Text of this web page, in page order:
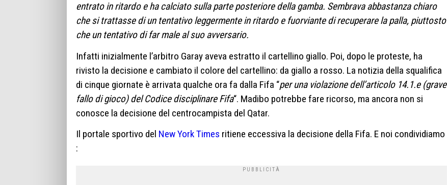
entrato in ritardo e ha calciato sulla parte posteriore della gamba. Sembrava abbastanza chiaro
che si trattasse di un tentativo leggermente in ritardo e fuorviante di recuperare la palla, piuttosto
che un tentativo di far male al suo avversario.
Infatti inizialmente l’arbitro Garay aveva estratto il cartellino giallo. Poi, dopo le proteste, ha
rivisto la decisione e cambiato il colore del cartellino: da giallo a rosso. La notizia della squalifica
di cinque giornate è arrivata qualche ora fa dalla Fifa “per una violazione dell’articolo 14.1.e (grave
fallo di gioco) del Codice disciplinare Fifa“. Madibo potrebbe fare ricorso, ma ancora non si
conosce la decisione del centrocampista del Qatar.
Il portale sportivo del New York Times ritiene eccessiva la decisione della Fifa. E noi condividiamo
: